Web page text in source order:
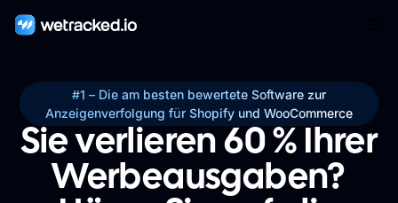
#1 – Die am besten bewertete Software zur
Anzeigenverfolgung für Shopify und WooCommerce
Sie verlieren 60 % Ihrer
Werbeausgaben?